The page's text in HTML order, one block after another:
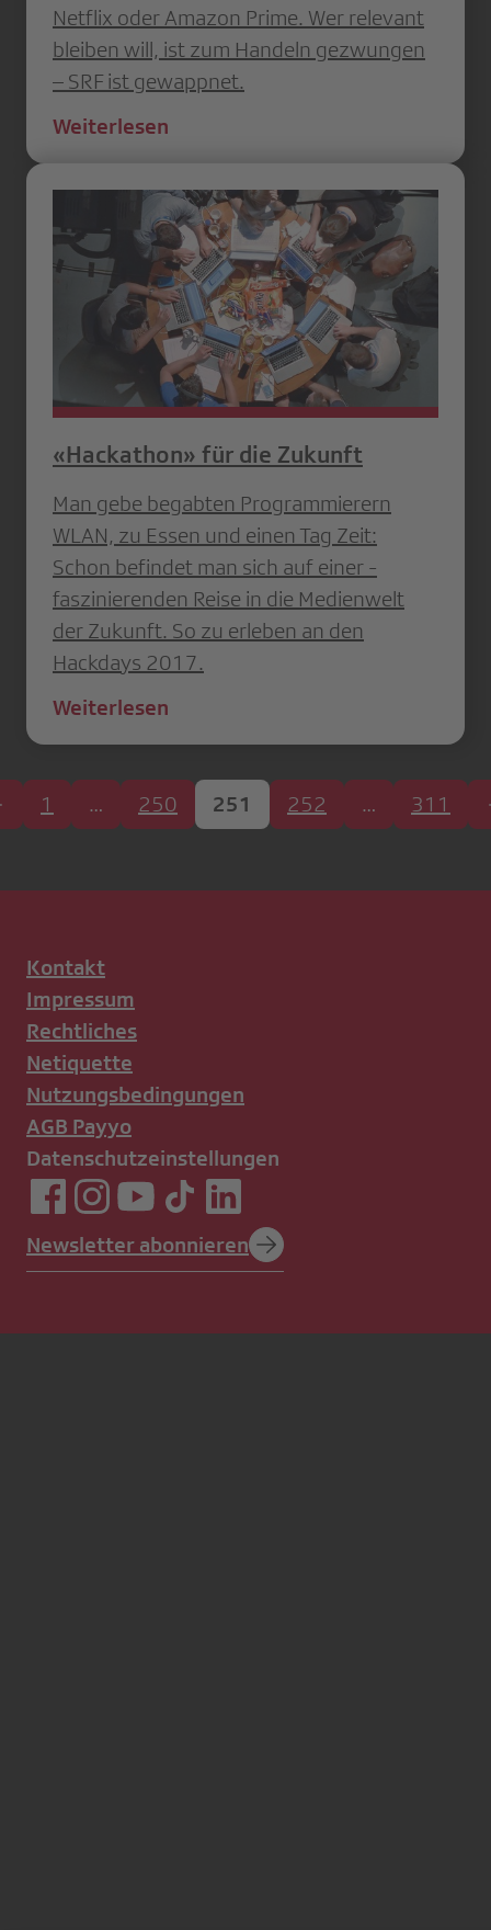
Netflix oder Amazon Prime. Wer relevant
bleiben will, ist zum Handeln ­gezwungen
– SRF ist gewappnet.
Weiterlesen
«Hackathon» für die Zukunft
Man gebe begabten Programmierern
WLAN, zu Essen und einen Tag Zeit:
Schon befindet man sich auf einer ­
faszinierenden Reise in die Medienwelt
der Zukunft. So zu erleben an den
Hackdays 2017.
Weiterlesen
1 … 250 251 252 … 311
Kontakt
Impressum
Rechtliches
Netiquette
Nutzungsbedingungen
AGB Payyo
Datenschutzeinstellungen
Newsletter abonnieren